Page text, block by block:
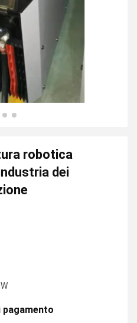
robotica
dei